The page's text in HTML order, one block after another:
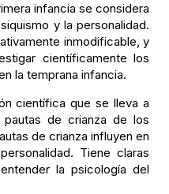
infancia se considera
y la personalidad.
inmodificable, y
científicamente los
la temprana infancia.
científica que se lleva a
de crianza de los
de crianza influyen en
Tiene claras
la psicología del